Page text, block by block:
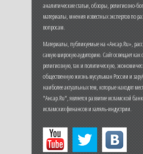
аналитические статьи, обзоры, религиозно-
материалы, мнения известных экспертов по
вопросам.
Материалы, публикуемые на «Ансар.Ru»,
самую широкую аудиторию. Сайт освещает как
религиозную, так и политическую,
общественную жизнь мусульман России и
наиболее актуальных тем, которые находят
"Ансар.Ru", является развитие исламской
исламских финансов и халяль-индустрии.